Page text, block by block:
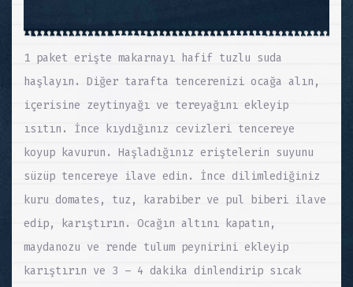
1 paket erişte makarnayı hafif tuzlu suda
haşlayın. Diğer tarafta tencerenizi ocağa alın,
içerisine zeytinyağı ve tereyağını ekleyip
ısıtın. İnce kıydığınız cevizleri tencereye
koyup kavurun. Haşladığınız eriştelerin suyunu
süzüp tencereye ilave edin. İnce dilimlediğiniz
kuru domates, tuz, karabiber ve pul biberi ilave
edip, karıştırın. Ocağın altını kapatın,
maydanozu ve rende tulum peynirini ekleyip
karıştırın ve 3 – 4 dakika dinlendirip sıcak